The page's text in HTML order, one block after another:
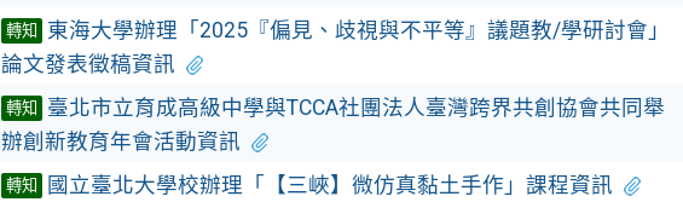
轉知
東海大學辦理「2025『偏見、歧視與不平等』議題教/學研討會」
論文發表徵稿資訊
轉知
臺北市立育成高級中學與TCCA社團法人臺灣跨界共創協會共同舉
辦創新教育年會活動資訊
轉知 國立臺北大學校辦理「【三峽】微仿真黏土手作」課程資訊